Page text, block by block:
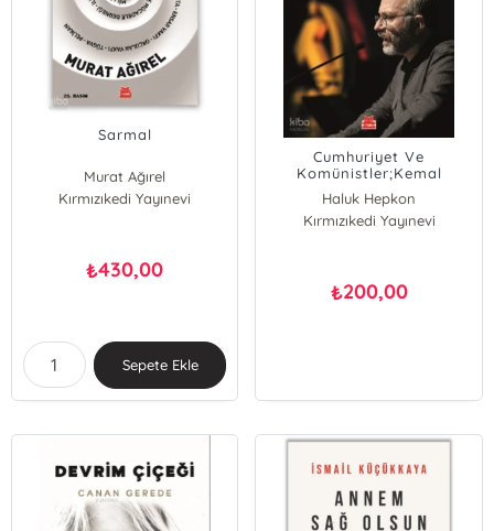
Sarmal
Murat Ağırel
Kırmızıkedi Yayınevi
₺430,00
Sepete Ekle
Cumhuriyet Ve
Komünistler;Kemal
Okuyan İle Söyleşi
Haluk Hepkon
Kırmızıkedi Yayınevi
₺200,00